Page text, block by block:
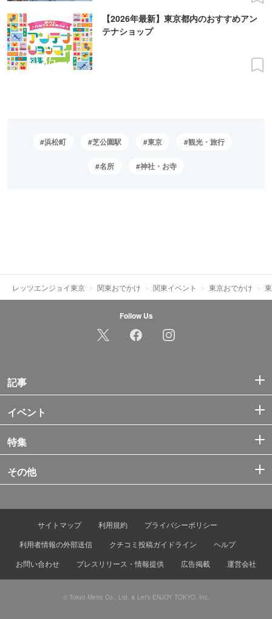
【2026年最新】東京都内のおすすめアン
テナショップ
浜松町 芝公園駅 東京 観光・旅行
名所 神社・お寺
レッツエンジョイ東京 関東おでかけ 関東イベント 東京おでかけ
Follow Us
記事
イベント
特集
その他
サイトマップ 利用規約
プライバシーポリシー
利用者情報の外部送信
クチコミ投稿ガイドライン
ヘルプ
お問い合わせ
プレスリリース・情報提供 広告掲載 運営会社
© Tokyo Metro Co., Ltd. & Let’s ENJOY TOKYO, Inc.